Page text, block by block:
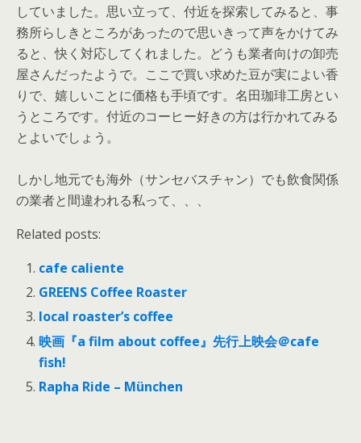
していました。思い立って、付近を探索してみると、事
務所らしきところがあったので思いきって声をかけてみ
ると、快く対応してくれました。どうも業者向けの卸売
屋さんだったようで。ここで買い求めた豆が実によい香
りで、嬉しいことに価格も手頃です。名田珈琲工房とい
うところです。付近のコーヒー好きの方は行かれてみる
とよいでしょう。
しかし地元でも海外（サンセバスチャン）でも飲食関係
の業者と間違われる私って、、、
Related posts:
cafe caliente
GREENS Coffee Roaster
local roaster’s coffee
映画『a film about coffee』先行上映会＠cafe
fish!
Rapha Ride – München